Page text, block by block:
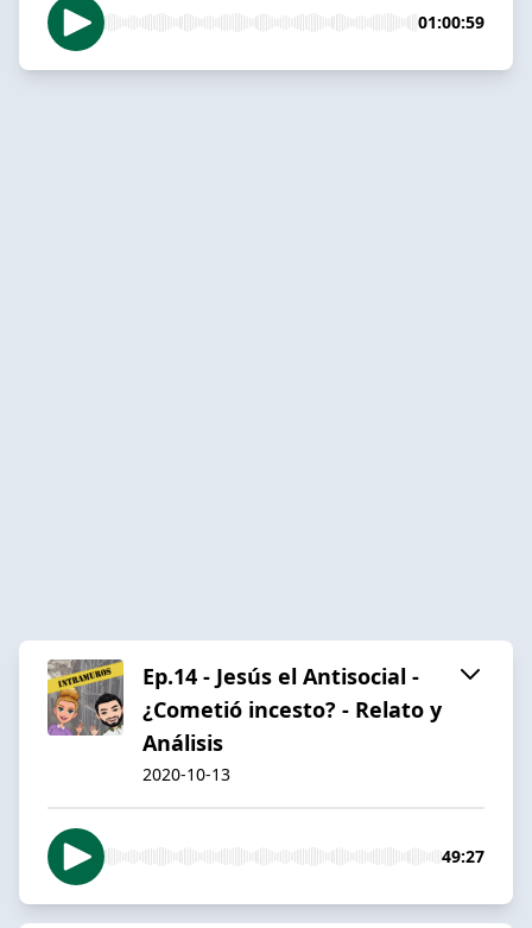
01:00:59
Ep.14 - Jesús el Antisocial -
¿Cometió incesto? - Relato y
Análisis
2020-10-13
49:27